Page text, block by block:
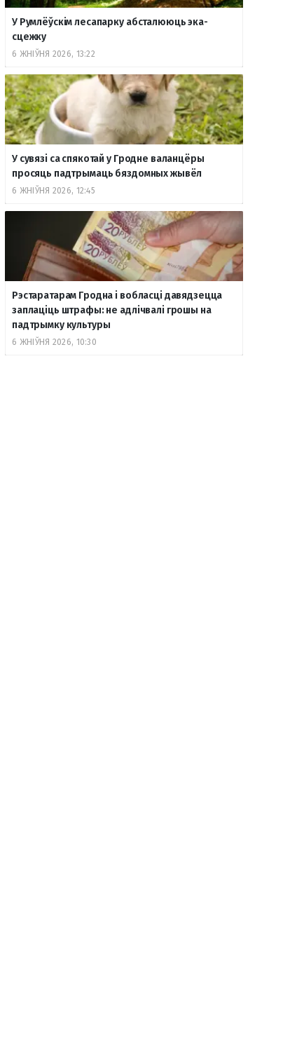
У Румлёўскім лесапарку абсталююць эка-
сцежку
6 ЖНІЎНЯ 2026, 13:22
У сувязі са спякотай у Гродне валанцёры
просяць падтрымаць бяздомных жывёл
6 ЖНІЎНЯ 2026, 12:45
Рэстаратарам Гродна і вобласці давядзецца
заплаціць штрафы: не адлічвалі грошы на
падтрымку культуры
6 ЖНІЎНЯ 2026, 10:30